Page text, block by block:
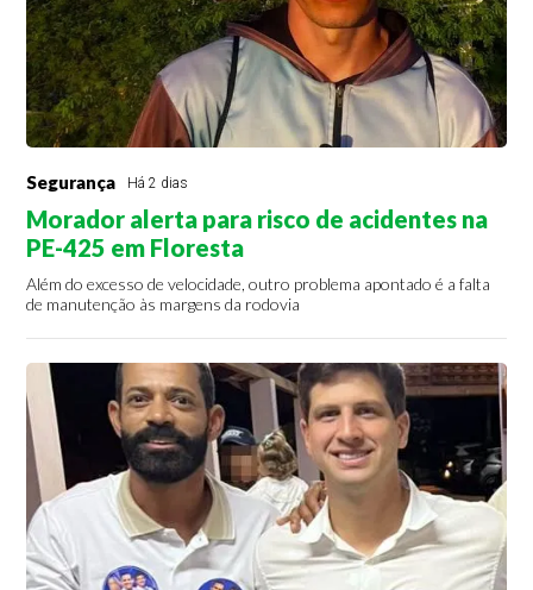
Segurança Há 2 dias
Morador alerta para risco de acidentes na
PE-425 em Floresta
Além do excesso de velocidade, outro problema apontado é a falta
de manutenção às margens da rodovia